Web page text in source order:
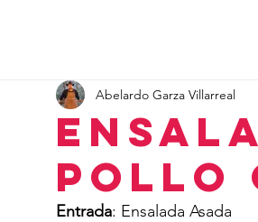
Pollo
Abelardo Garza Villarreal
Entrada: Ensalada Asada